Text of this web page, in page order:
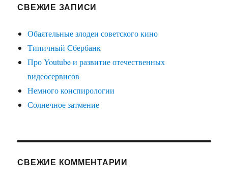
СВЕЖИЕ ЗАПИСИ
Обаятельные злодеи советского кино
Типичный Сбербанк
Про Youtube и развитие отечественных
видеосервисов
Немного конспирологии
Солнечное затмение
СВЕЖИЕ КОММЕНТАРИИ